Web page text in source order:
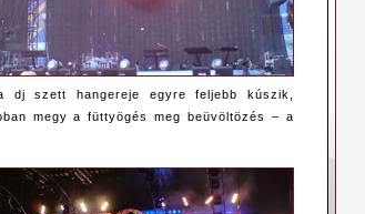
dj szett hangereje egyre feljebb kúszik,
megy a füttyögés meg beüvöltözés – a